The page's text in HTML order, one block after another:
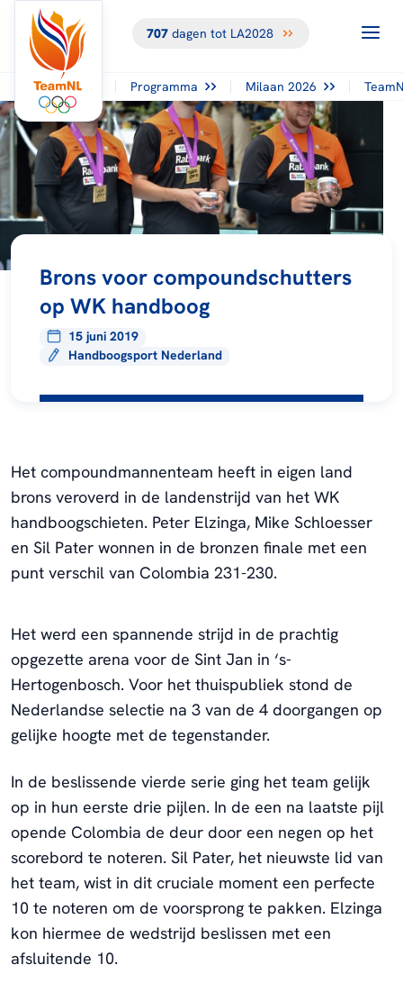
707dagen tot LA2028
Programma Milaan 2026
Brons voor compoundschutters
op WK handboog
15 juni 2019
Handboogsport Nederland
Het compoundmannenteam heeft in eigen land
brons veroverd in de landenstrijd van het WK
handboogschieten. Peter Elzinga, Mike Schloesser
en Sil Pater wonnen in de bronzen finale met een
punt verschil van Colombia 231-230.
Het werd een spannende strijd in de prachtig
opgezette arena voor de Sint Jan in ‘s-
Hertogenbosch. Voor het thuispubliek stond de
Nederlandse selectie na 3 van de 4 doorgangen op
gelijke hoogte met de tegenstander.
In de beslissende vierde serie ging het team gelijk
op in hun eerste drie pijlen. In de een na laatste pijl
opende Colombia de deur door een negen op het
scorebord te noteren. Sil Pater, het nieuwste lid van
het team, wist in dit cruciale moment een perfecte
10 te noteren om de voorsprong te pakken. Elzinga
kon hiermee de wedstrijd beslissen met een
afsluitende 10.